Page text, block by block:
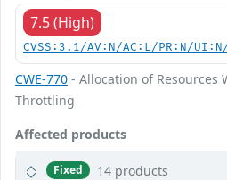
7.5 (High)
CVSS:3.1/AV:N/AC:L/PR:N/
CWE-770 - Allocation of Resources
Throttling
Affected products
Fixed 14 products